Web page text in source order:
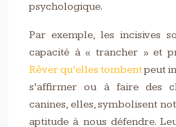
psychologique.
Par exemple, les incisives
capacité à « trancher » et
Rêver qu’elles tombentpeut
s’affirmer ou à faire des
canines, elles, symbolisent
aptitude à nous défendre.